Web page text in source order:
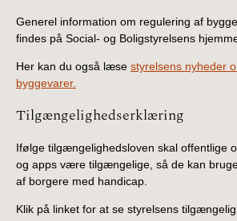
Generel information om regulering af
findes på Social- og Boligstyrelsens
Her kan du også læse styrelsens nyheder
byggevarer.
Tilgængelighedserklæring
Ifølge tilgængelighedsloven skal offentlige
og apps være tilgængelige, så de kan
af borgere med handicap.
Klik på linket for at se styrelsens